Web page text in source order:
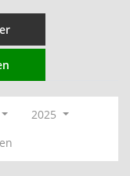
2025